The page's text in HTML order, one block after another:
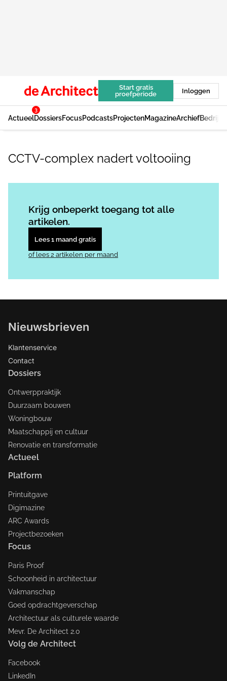
Start gratis
proefperiode
Inloggen
Actueel
3
DossiersFocusPodcastsProjectenMagazineArchief
CCTV-complex nadert voltooiing
Krijg onbeperkt toegang tot alle
artikelen.
Lees 1 maand gratis
of lees 2 artikelen per maand
Nieuwsbrieven
Klantenservice
Contact
Dossiers
Ontwerppraktijk
Duurzaam bouwen
Woningbouw
Maatschappij en cultuur
Renovatie en transformatie
Actueel
Platform
Printuitgave
Digimazine
ARC Awards
Projectbezoeken
Focus
Paris Proof
Schoonheid in architectuur
Vakmanschap
Goed opdrachtgeverschap
Architectuur als culturele waarde
Mevr. De Architect 2.0
Volg de Architect
Facebook
LinkedIn